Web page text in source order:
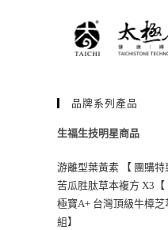
品牌系列產品
生福生技明星商品
游離型葉黃素 【 團購特
苦瓜胜肽草本複方 X3【
極寶A+ 台灣頂級牛樟
組】